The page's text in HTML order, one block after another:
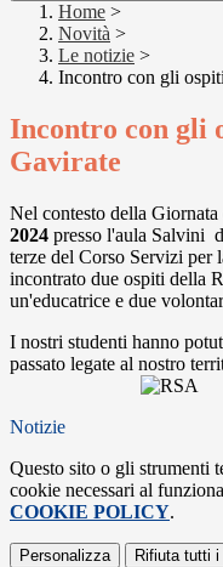
Home >
Novità >
Le notizie >
Incontro con gli
Incontro con gli
Gavirate
Nel contesto della
2024 presso l'aula Salvini
terze del Corso Servizi per
incontrato due ospiti della
un'educatrice e due
I nostri studenti hanno
passato legate al nostro
Notizie
Questo sito o gli strumenti
cookie necessari al
COOKIE POLICY.
Personalizza Rifiuta tutti i